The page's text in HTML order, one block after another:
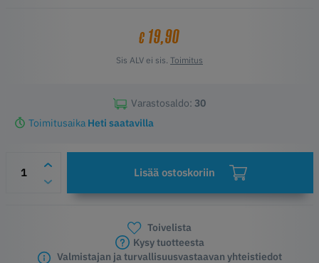
€ 19,90
Sis ALV ei sis. Toimitus
Varastosaldo: 30
Toimitusaika Heti saatavilla
Lisää ostoskoriin
Toivelista
Kysy tuotteesta
Valmistajan ja turvallisuusvastaavan yhteistiedot